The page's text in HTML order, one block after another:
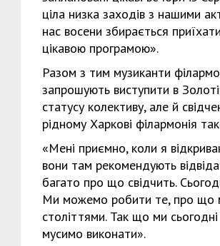
ціла низка заходів з нашими
нас восени збирається
цікавою програмою».
Разом з тим музиканти
запрошують виступити в
статусу колективу, але й
рідному Харкові філармонія
«Мені приємно, коли я
вони там рекомендують
багато про що свідчить.
Ми можемо робити те, про що
століттями. Так що ми
мусимо виконати».